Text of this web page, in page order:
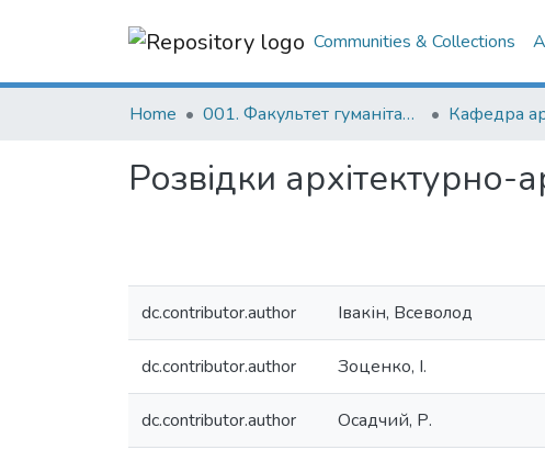
Communities & Collections
Home 001. Факультет гуманітарних наук Кафедра
Розвідки архітектурно-
dc.contributor.author Івакін, Всеволод
dc.contributor.author Зоценко, І.
dc.contributor.author Осадчий, Р.